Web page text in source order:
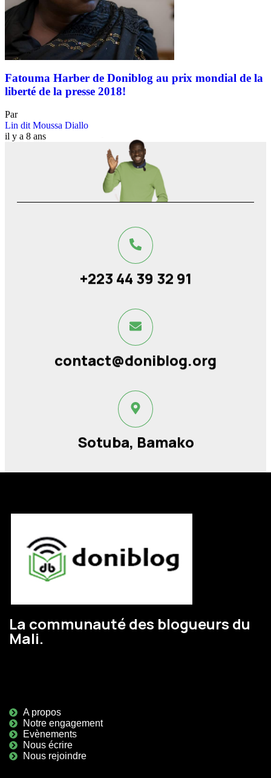
Fatouma Harber de Doniblog au prix mondial de la
liberté de la presse 2018!
Par
Lin dit Moussa Diallo
il y a 8 ans
+223 44 39 32 91
contact@doniblog.org
Sotuba, Bamako
La communauté des blogueurs du
Mali.
A propos
Notre engagement
Evènements
Nous écrire
Nous rejoindre